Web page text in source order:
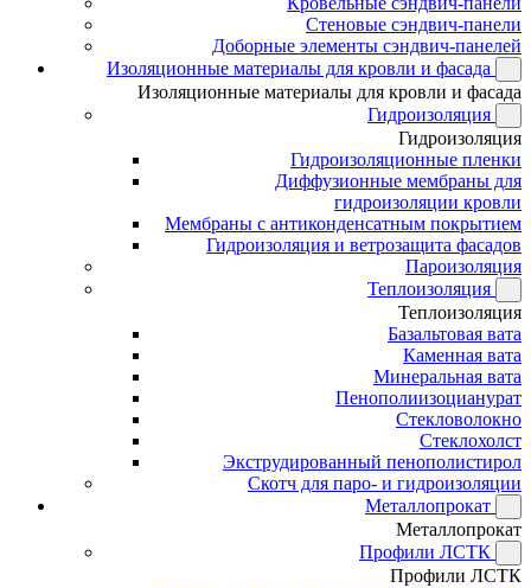
Стеновые сэндвич-панели
Доборные элементы сэндвич-панелей
Изоляционные материалы для кровли и фасада
Изоляционные материалы для кровли и фасада
Гидроизоляция
Гидроизоляция
Гидроизоляционные пленки
Диффузионные мембраны для
гидроизоляции кровли
Мембраны с антиконденсатным покрытием
Гидроизоляция и ветрозащита фасадов
Пароизоляция
Теплоизоляция
Теплоизоляция
Базальтовая вата
Каменная вата
Минеральная вата
Пенополиизоцианурат
Стекловолокно
Стеклохолст
Экструдированный пенополистирол
Скотч для паро- и гидроизоляции
Металлопрокат
Металлопрокат
Профили ЛСТК
Профили ЛСТК